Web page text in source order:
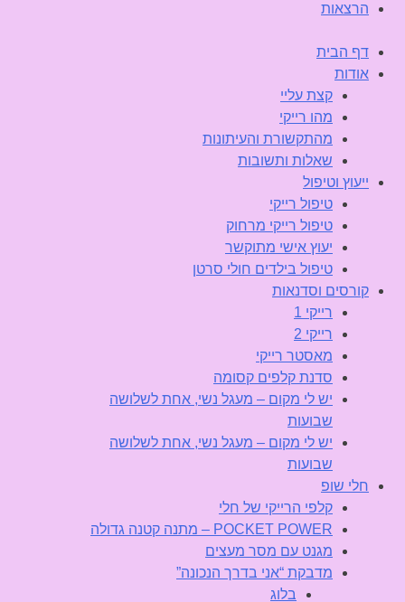
הרצאות
דף הבית
אודות
קצת עליי
מהו רייקי
מהתקשורת והעיתונות
שאלות ותשובות
ייעוץ וטיפול
טיפול רייקי
טיפול רייקי מרחוק
יעוץ אישי מתוקשר
טיפול בילדים חולי סרטן
קורסים וסדנאות
רייקי 1
רייקי 2
מאסטר רייקי
סדנת קלפים קסומה
יש לי מקום – מעגל נשי, אחת לשלושה
שבועות
יש לי מקום – מעגל נשי, אחת לשלושה
שבועות
חלי שופ
קלפי הרייקי של חלי
POCKET POWER – מתנה קטנה גדולה
מגנט עם מסר מעצים
מדבקת “אני בדרך הנכונה”
בלוג